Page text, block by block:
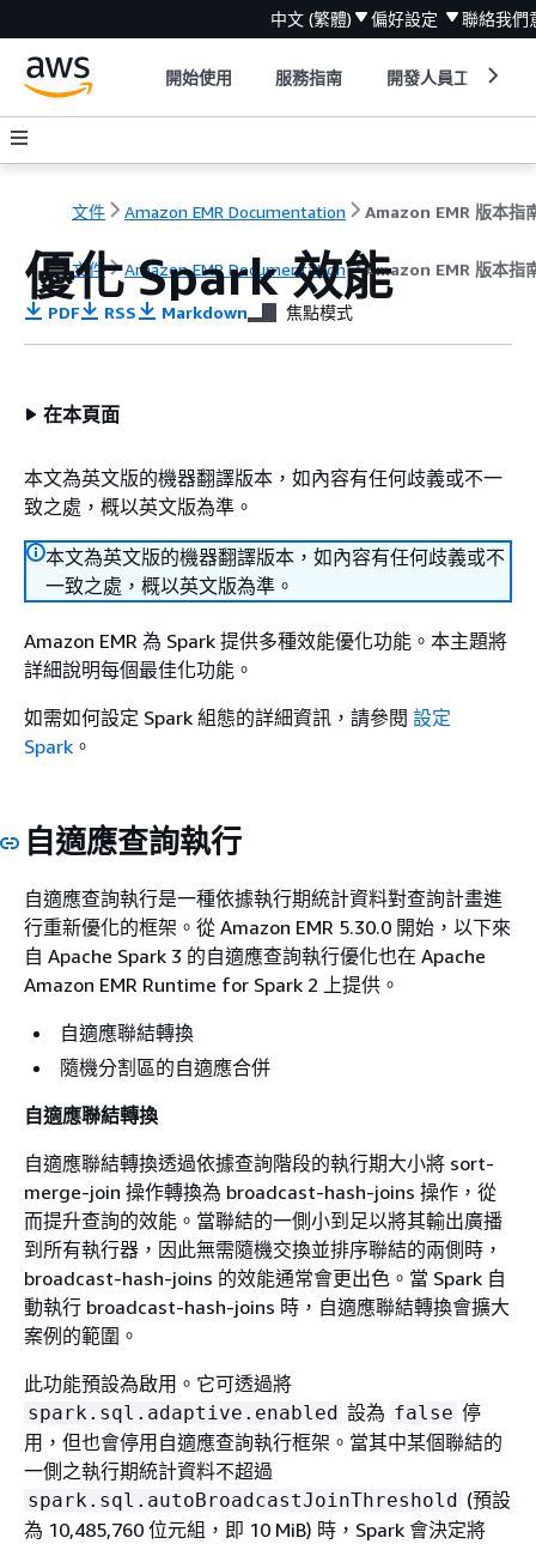
中文 (繁體) 偏好設定 聯絡我們
開始使用 服務指南 開發人員工具
文件 Amazon EMR Documentation Amazon EMR 版本指
文件 Amazon EMR Documentation Amazon EMR 版本指
優化 Spark 效能
PDF RSS Markdown 焦點模式
在本頁面
本文為英文版的機器翻譯版本，如內容有任何歧義或不一
致之處，概以英文版為準。
本文為英文版的機器翻譯版本，如內容有任何歧義或不
一致之處，概以英文版為準。
Amazon EMR 為 Spark 提供多種效能優化功能。本主題將
詳細說明每個最佳化功能。
如需如何設定 Spark 組態的詳細資訊，請參閱 設定
Spark 。
自適應查詢執行
自適應查詢執行是一種依據執行期統計資料對查詢計畫進
行重新優化的框架。從 Amazon EMR 5.30.0 開始，以下來
自 Apache Spark 3 的自適應查詢執行優化也在 Apache
Amazon EMR Runtime for Spark 2 上提供。
自適應聯結轉換
隨機分割區的自適應合併
自適應聯結轉換
自適應聯結轉換透過依據查詢階段的執行期大小將 sort-
merge-join 操作轉換為 broadcast-hash-joins 操作，從
而提升查詢的效能。當聯結的一側小到足以將其輸出廣播
到所有執行器，因此無需隨機交換並排序聯結的兩側時，
broadcast-hash-joins 的效能通常會更出色。當 Spark 自
動執行 broadcast-hash-joins 時，自適應聯結轉換會擴大
案例的範圍。
此功能預設為啟用。它可透過將
spark.sql.adaptive.enabled 設為 false 停
用，但也會停用自適應查詢執行框架。當其中某個聯結的
一側之執行期統計資料不超過
spark.sql.autoBroadcastJoinThreshold (預設
為 10,485,760 位元組，即 10 MiB) 時，Spark 會決定將